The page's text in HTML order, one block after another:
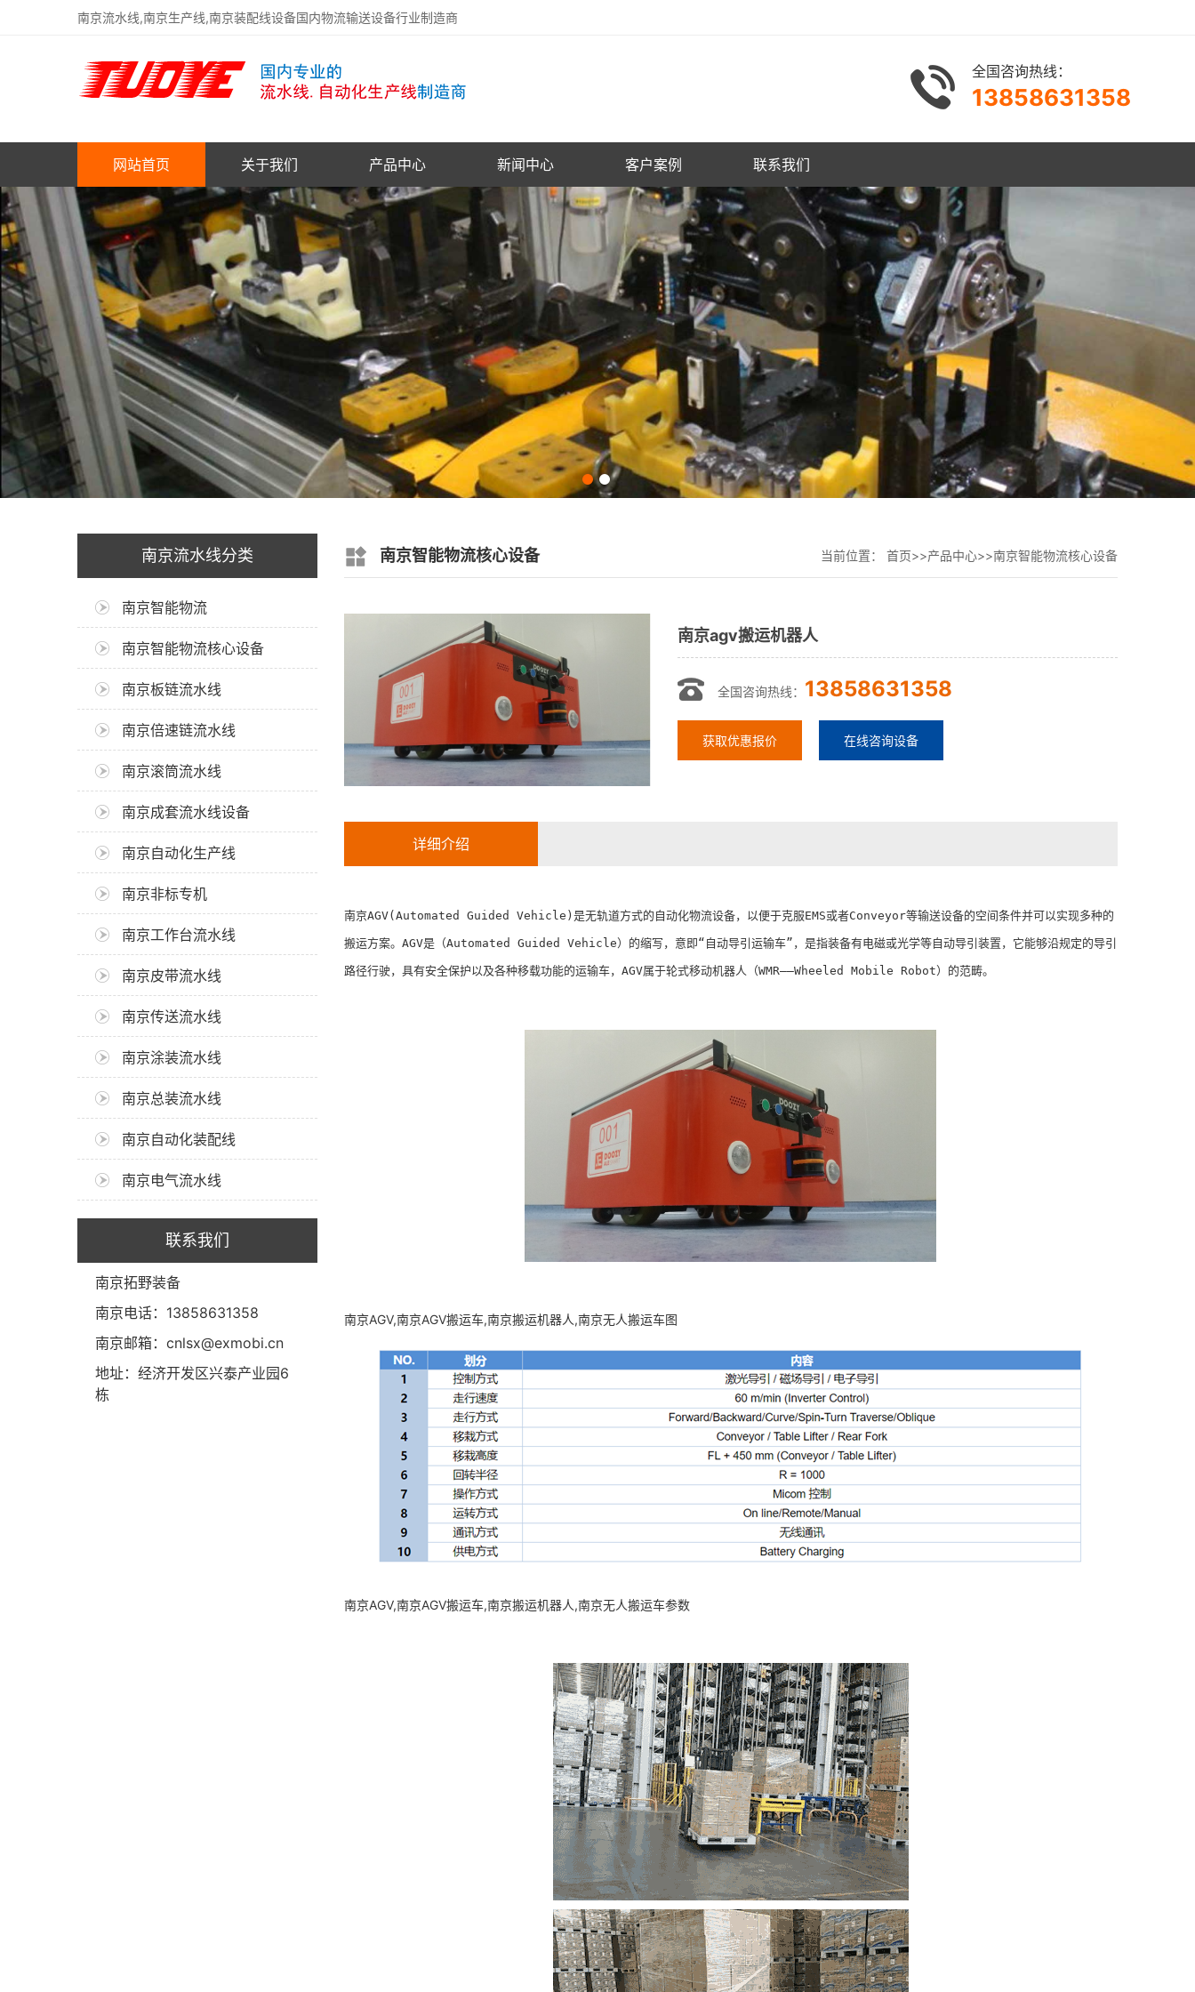
南京流水线,南京生产线,南京装配线设备国内物流输送设备行业制造商
全国咨询热线：
13858631358
网站首页 关于我们 产品中心 新闻中心 客户案例 联系我们
南京流水线分类
南京智能物流
南京智能物流核心设备
南京板链流水线
南京倍速链流水线
南京滚筒流水线
南京成套流水线设备
南京自动化生产线
南京非标专机
南京工作台流水线
南京皮带流水线
南京传送流水线
南京涂装流水线
南京总装流水线
南京自动化装配线
南京电气流水线
联系我们
南京拓野装备
南京电话：13858631358
南京邮箱：cnlsx@exmobi.cn
地址：经济开发区兴泰产业园6
栋
南京智能物流核心设备 当前位置： 首页>>产品中心>>南京智能物流核心设备
南京agv搬运机器人
全国咨询热线： 13858631358
获取优惠报价 在线咨询设备
详细介绍
南京AGV(Automated Guided Vehicle)是无轨道方式的自动化物流设备，以便于克服EMS或者Conveyor等输送设备的空间条件并可以实现多种的
搬运方案。AGV是（Automated Guided Vehicle）的缩写，意即“自动导引运输车”，是指装备有电磁或光学等自动导引装置，它能够沿规定的导引
路径行驶，具有安全保护以及各种移载功能的运输车，AGV属于轮式移动机器人（WMR――Wheeled Mobile Robot）的范畴。
南京AGV,南京AGV搬运车,南京搬运机器人,南京无人搬运车图
南京AGV,南京AGV搬运车,南京搬运机器人,南京无人搬运车参数